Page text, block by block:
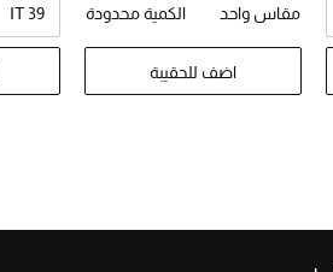
مقاس واحد الكمية محدودة
اضف للحقيبة
IT 39